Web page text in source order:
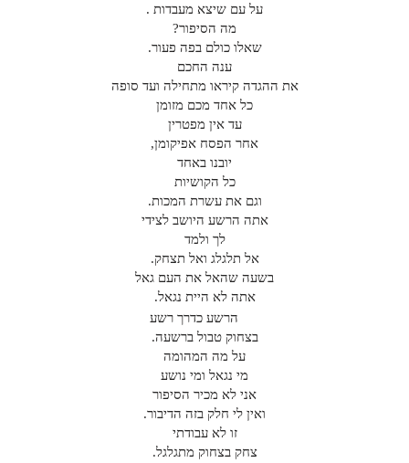
על עם שיצא מעבדות .
מה הסיפור?
שאלו כולם בפה פעור.
ענה החכם
את ההגדה קיראו מתחילה ועד סופה
כל אחד מכם מזומן
עד אין מפטרין
אחר הפסח אפיקומן,
יובנו באחד
כל הקושיות
וגם את עשרת המכות.
אתה הרשע היושב לצידי
לך ולמד
אל תלגלג ואל תצחק.
בשעה שהאל את העם גאל
אתה לא היית נגאל.
הרשע כדרך רשע
בצחוק טבול ברשעה.
על מה המהומה
מי נגאל ומי נושע
אני לא מכיר הסיפור
ואין לי חלק בזה הדיבור.
זו לא עבודתי
צחק בצחוק מתגלגל.